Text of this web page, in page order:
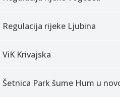
Regulacija rijeke Ljubina
ViK Krivajska
Šetnica Park šume Hum u